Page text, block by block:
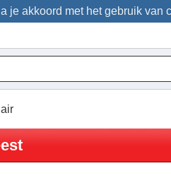
je akkoord met het gebruik van